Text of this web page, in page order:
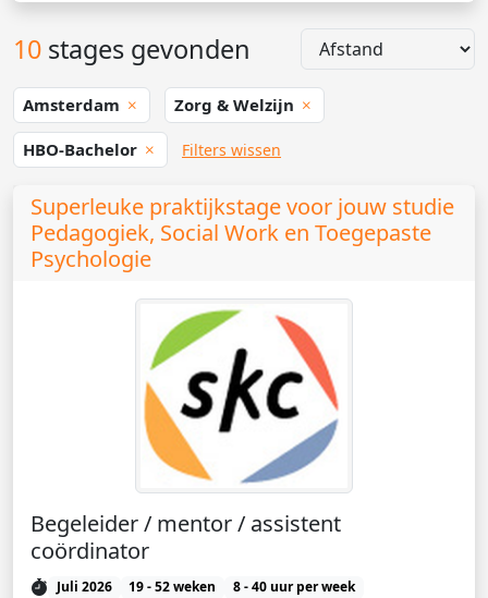
10 stages gevonden
Amsterdam Zorg & Welzijn
HBO-Bachelor Filters wissen
Superleuke praktijkstage voor jouw studie
Pedagogiek, Social Work en Toegepaste
Psychologie
Begeleider / mentor / assistent
coördinator
Juli 2026 19 - 52 weken
8 - 40 uur per week